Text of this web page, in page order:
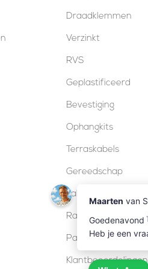
Draadklemmen
Verzinkt
RVS
Geplastificeerd
Bevestiging
Ophangkits
Terraskabels
Gereedschap
Kabelsloten
Railing
Pakketten
Klantbeoordelingen